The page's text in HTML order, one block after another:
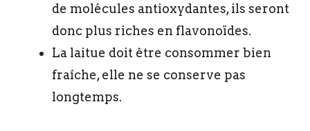
de molécules antioxydantes, ils seront
donc plus riches en flavonoïdes.
La laitue doit être consommer bien
fraîche, elle ne se conserve pas
longtemps.